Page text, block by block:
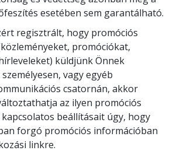
esetében sem garantálható.
regisztrált, hogy promóciós
promóciókat,
küldjünk Önnek
vagy egyéb
csatornán, akkor
az ilyen promóciós
beállításait úgy, hogy
forgó promóciós információban
linkre.